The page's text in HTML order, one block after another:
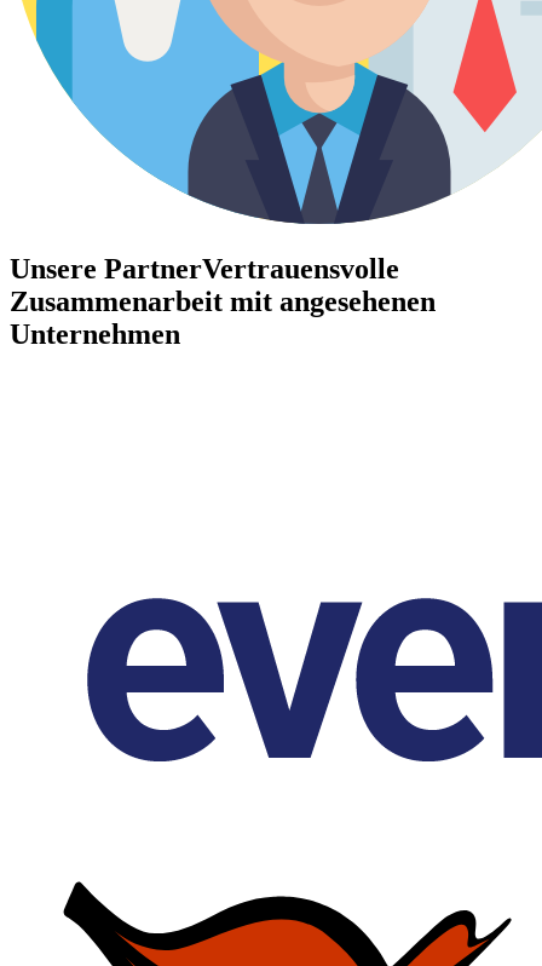
Unsere PartnerVertrauensvolle
Zusammenarbeit mit angesehenen
Unternehmen